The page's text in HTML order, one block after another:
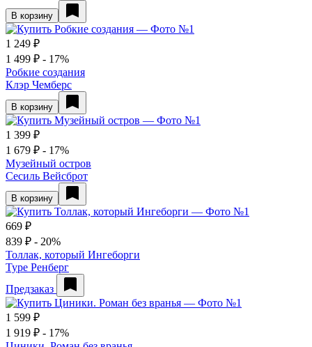
В корзину
1 249 ₽
1 499 ₽ - 17%
Робкие создания
Клэр Чемберс
В корзину
1 399 ₽
1 679 ₽ - 17%
Музейный остров
Сесиль Вейсброт
В корзину
669 ₽
839 ₽ - 20%
Толлак, который Ингеборги
Туре Ренберг
Предзаказ
1 599 ₽
1 919 ₽ - 17%